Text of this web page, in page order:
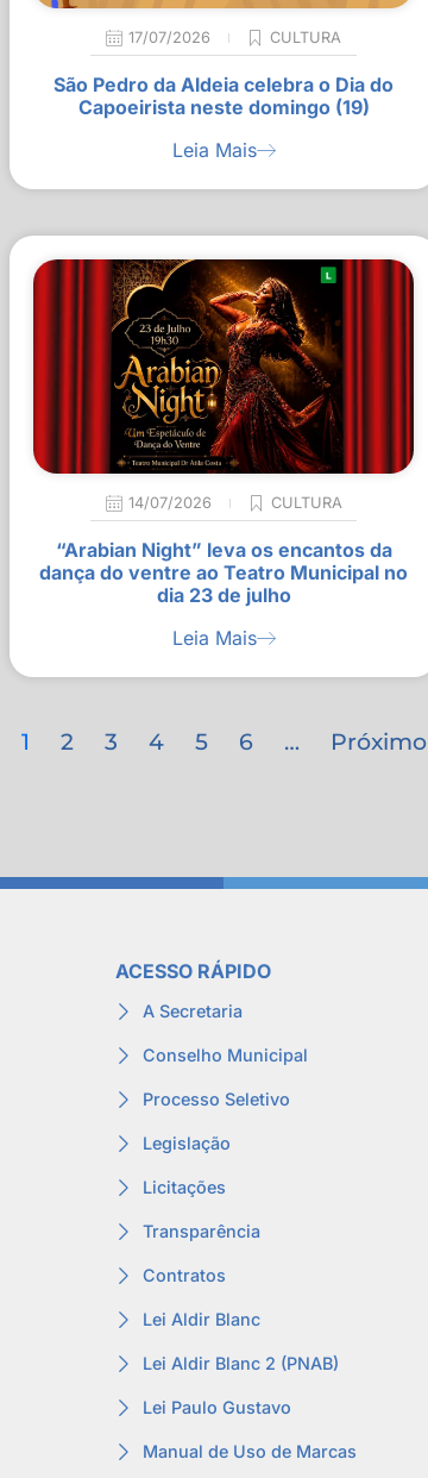
17/07/2026 CULTURA
São Pedro da Aldeia celebra o Dia do
Capoeirista neste domingo (19)
Leia Mais
14/07/2026 CULTURA
“Arabian Night” leva os encantos da
dança do ventre ao Teatro Municipal no
dia 23 de julho
Leia Mais
1 2 3 4 5 6 … Próximo
ACESSO RÁPIDO
A Secretaria
Conselho Municipal
Processo Seletivo
Legislação
Licitações
Transparência
Contratos
Lei Aldir Blanc
Lei Aldir Blanc 2 (PNAB)
Lei Paulo Gustavo
Manual de Uso de Marcas